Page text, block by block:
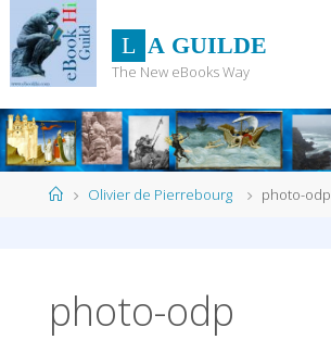
content
L A GUILDE
The New eBooks Way
HomeOlivier de Pierrebourg photo-odp
photo-odp